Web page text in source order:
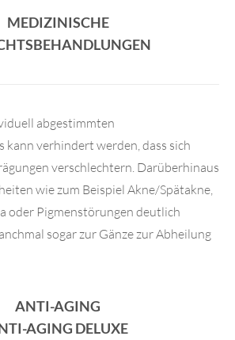
MEDIZINISCHE
abgestimmten
kann verhindert werden, dass sich
verschlechtern. Darüberhinaus
wie zum Beispiel Akne/Spätakne,
oder Pigmenstörungen deutlich
sogar zur Gänze zur Abheilung
ANTI-AGING
AGING DELUXE